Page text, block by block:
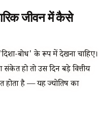
जीवन में कैसे
बोध' के रूप में देखना चाहिए।
संकेत हो तो उस दिन बड़े वित्तीय
होता है — यह ज्योतिष का